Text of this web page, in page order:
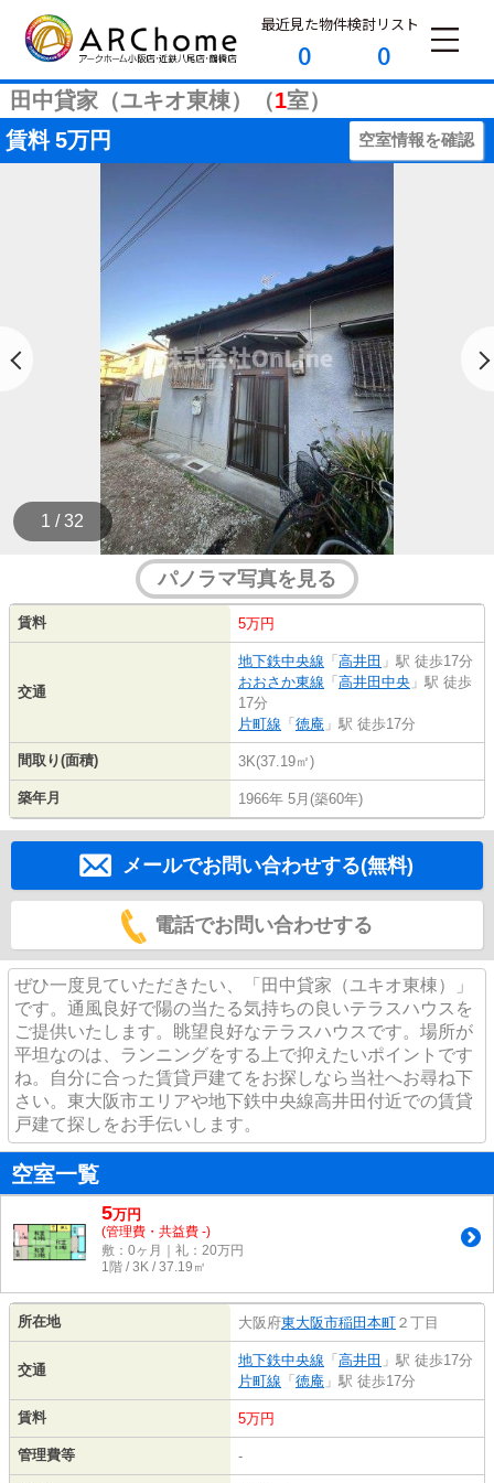
最近見た物件
0
検討リスト
0
田中貸家（ユキオ東棟）（1室）
賃料 5万円 空室情報を確認
1 / 32
パノラマ写真を見る
賃料 5万円
交通
地下鉄中央線 「 高井田 」駅 徒歩17分
おおさか東線 「 高井田中央 」駅 徒歩
17分
片町線 「 徳庵 」駅 徒歩17分
間取り(面積) 3K(37.19㎡)
築年月 1966年 5月(築60年)
メールでお問い合わせする(無料)
電話でお問い合わせする
ぜひ一度見ていただきたい、「田中貸家（ユキオ東棟）」
です。通風良好で陽の当たる気持ちの良いテラスハウスを
ご提供いたします。眺望良好なテラスハウスです。場所が
平坦なのは、ランニングをする上で抑えたいポイントです
ね。自分に合った賃貸戸建てをお探しなら当社へお尋ね下
さい。東大阪市エリアや地下鉄中央線高井田付近での賃貸
戸建て探しをお手伝いします。
空室一覧
5万円
(管理費・共益費 -)
敷：0ヶ月｜礼：20万円
1階 / 3K / 37.19㎡
所在地 大阪府東大阪市稲田本町 ２丁目
交通
地下鉄中央線 「 高井田 」駅 徒歩17分
片町線 「 徳庵 」駅 徒歩17分
賃料 5万円
管理費等 -